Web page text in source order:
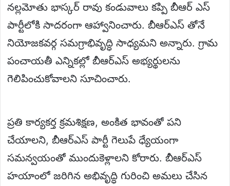
నల్లమోతు భాస్కర్ రావు కండువాలు కప్పి బీఆర్ ఎస్
పార్టీలోకి సాదరంగా ఆహ్వానించారు. బీఆర్ఎస్ తోనే
నియోజకవర్గ సమగ్రాభివృద్ధి సాధ్యమని అన్నారు. గ్రామ
పంచాయతీ ఎన్నికల్లో బీఆర్ఎస్ అభ్యర్థులను
గెలిపించుకోవాలని సూచించారు.
ప్రతి కార్యకర్త క్రమశిక్షణ, అంకిత భావంతో పని
చేయాలని, బీఆర్ఎస్ పార్టీ గెలుపే ధ్యేయంగా
సమన్వయంతో ముందుకెళ్లాలని కోరారు. బీఆర్ఎస్
హయాంలో జరిగిన అభివృద్ధి గురించి అమలు చేసిన